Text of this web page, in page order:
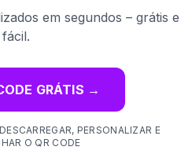
em segundos – grátis e
fácil.
GRÁTIS →
PERSONALIZAR E
O QR CODE